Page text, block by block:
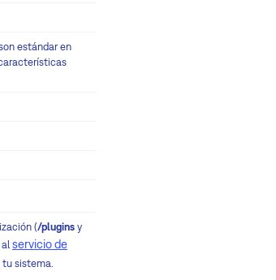
estándar en
(/plugins y
servicio de
tu sistema.